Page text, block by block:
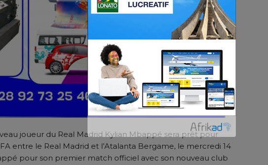
joueur du Real Madrid Kylian Mbappé sera prêt pour
entre le Real Madrid et l’Atalanta Bergame, le mercredi 14
pour son premier match officiel avec son nouveau club